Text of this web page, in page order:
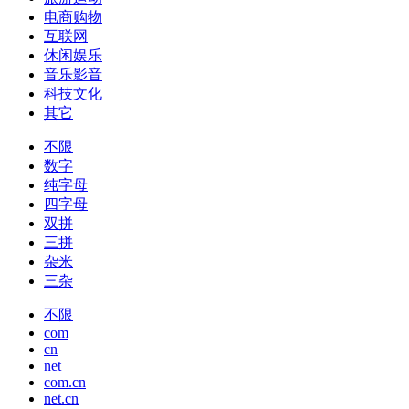
电商购物
互联网
休闲娱乐
音乐影音
科技文化
其它
不限
数字
纯字母
四字母
双拼
三拼
杂米
三杂
不限
com
cn
net
com.cn
net.cn